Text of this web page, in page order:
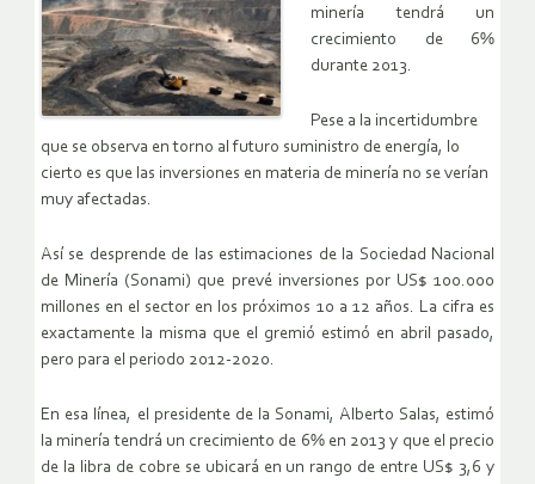
minería tendrá un
crecimiento de 6%
durante 2013.
Pese a la incertidumbre
que se observa en torno al futuro suministro de energía, lo
cierto es que las inversiones en materia de minería no se verían
muy afectadas.
Así se desprende de las estimaciones de la Sociedad Nacional
de Minería (Sonami) que prevé inversiones por US$ 100.000
millones en el sector en los próximos 10 a 12 años. La cifra es
exactamente la misma que el gremió estimó en abril pasado,
pero para el periodo 2012-2020.
En esa línea, el presidente de la Sonami, Alberto Salas, estimó
la minería tendrá un crecimiento de 6% en 2013 y que el precio
de la libra de cobre se ubicará en un rango de entre US$ 3,6 y